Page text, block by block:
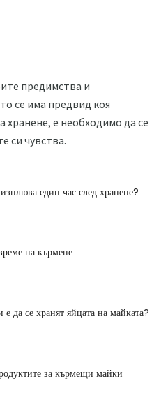
предимства и
се има предвид коя
хранене, е необходимо да се
си чувства.
един час след хранене?
на кърмене
да се хранят яйцата на майката?
за кърмещи майки